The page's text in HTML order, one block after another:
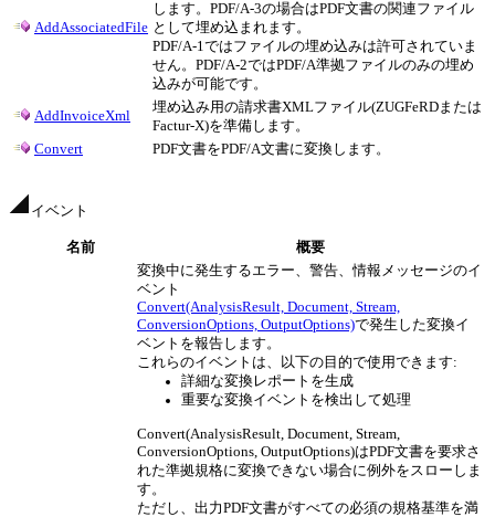
AddAssociatedFile
します。PDF/A-3の場合はPDF文書の関連ファイル
として埋め込まれます。
PDF/A-1ではファイルの埋め込みは許可されていま
せん。PDF/A-2ではPDF/A準拠ファイルのみの埋め
込みが可能です。
AddInvoiceXml
埋め込み用の請求書XMLファイル(ZUGFeRDまたは
Factur-X)を準備します。
Convert
PDF文書をPDF/A文書に変換します。
イベント
名前 概要
変換中に発生するエラー、警告、情報メッセージのイ
ベント
Convert(AnalysisResult, Document, Stream,
ConversionOptions, OutputOptions)で発生した変換イ
ベントを報告します。
これらのイベントは、以下の目的で使用できます:
詳細な変換レポートを生成
重要な変換イベントを検出して処理
Convert(AnalysisResult, Document, Stream,
ConversionOptions, OutputOptions)はPDF文書を要求さ
れた準拠規格に変換できない場合に例外をスローしま
す。
ただし、出力PDF文書がすべての必須の規格基準を満